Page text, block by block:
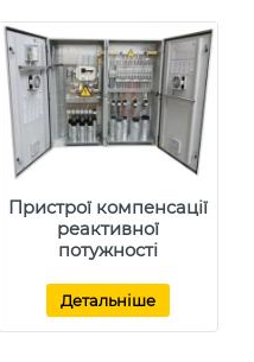
Пристрої компенсації
реактивної
потужності
Детальніше